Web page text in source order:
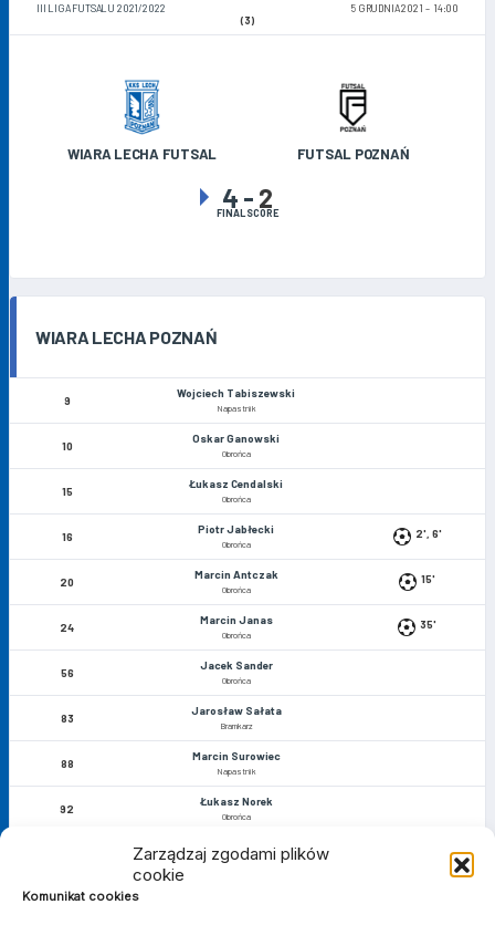
Zarządzaj zgodami plików
cookie
Komunikat cookies
III LIGA FUTSALU 2021/2022
5 GRUDNIA 2021
14:00
(3)
WIARA LECHA FUTSAL FUTSAL POZNAŃ
4 - 2
FINAL SCORE
WIARA LECHA POZNAŃ
9
Wojciech Tabiszewski
Napastnik
10
Oskar Ganowski
Obrońca
15
Łukasz Cendalski
Obrońca
16
Piotr Jabłecki
Obrońca
2', 6'
20
Marcin Antczak
Obrońca
15'
24
Marcin Janas
Obrońca
35'
56
Jacek Sander
Obrońca
83
Jarosław Sałata
Bramkarz
88
Marcin Surowiec
Napastnik
92
Łukasz Norek
Obrońca
MATCH STATS